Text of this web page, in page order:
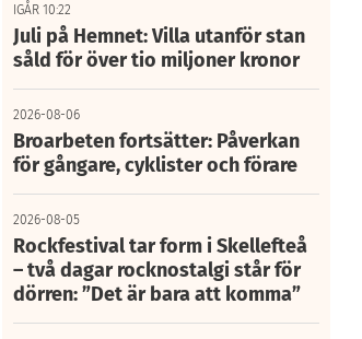
IGÅR 10:22
Juli på Hemnet: Villa utanför stan
såld för över tio miljoner kronor
2026-08-06
Broarbeten fortsätter: Påverkan
för gångare, cyklister och förare
2026-08-05
Rockfestival tar form i Skellefteå
– två dagar rocknostalgi står för
dörren: ”Det är bara att komma”